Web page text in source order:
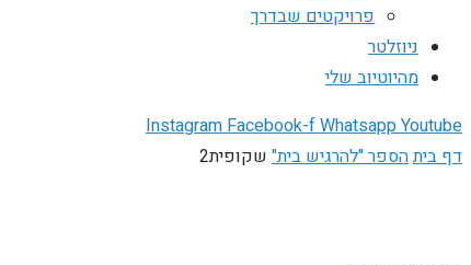
פרויקטים שבדרך
ניוזלטר
מהיוטיוב שלי
InstagramFacebook-fWhatsappYoutube
דף ביתהספר "להרגיש בית" שקופית2